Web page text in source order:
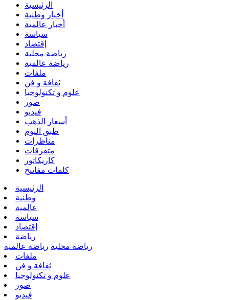
الرئيسية
أخبار وطنية
أخبار عالمية
سياسة
إقتصاد
رياضة محلية
رياضة عالمية
ملفات
ثقافة و فن
علوم و تكنولوجيا
صور
فيديو
أسعار الذهب
طبق اليوم
مناظرات
متفرقات
كاريكاتور
كلمات مفاتيح
الرئيسية
وطنية
عالمية
سياسة
إقتصاد
رياضة
رياضة محلية رياضة عالمية
ملفات
ثقافة و فن
علوم و تكنولوجيا
صور
فيديو